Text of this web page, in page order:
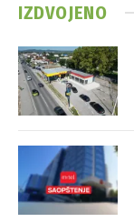
IZDVOJENO